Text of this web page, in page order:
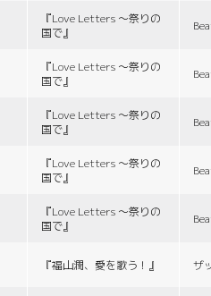
『Love Letters 〜祭りの
国で』
『Love Letters 〜祭りの
国で』
『Love Letters 〜祭りの
国で』
『Love Letters 〜祭りの
国で』
『Love Letters 〜祭りの
国で』
『福山潤、愛を歌う！』 ザ